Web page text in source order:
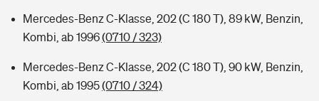
Mercedes-Benz C-Klasse, 202 (C 180 T), 89 kW, Benzin,
Kombi, ab 1996(0710 / 323)
Mercedes-Benz C-Klasse, 202 (C 180 T), 90 kW, Benzin,
Kombi, ab 1995(0710 / 324)